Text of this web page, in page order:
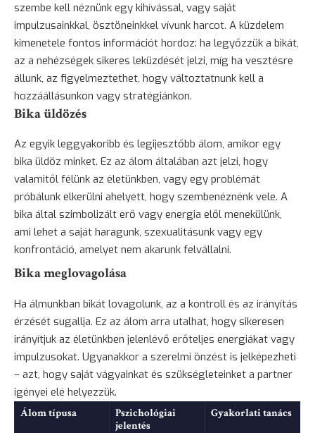
szembe kell néznünk egy kihívással, vagy saját
impulzusainkkal, ösztöneinkkel vívunk harcot. A küzdelem
kimenetele fontos információt hordoz: ha legyőzzük a bikát,
az a nehézségek sikeres leküzdését jelzi, míg ha vesztésre
állunk, az figyelmeztethet, hogy változtatnunk kell a
hozzáállásunkon vagy stratégiánkon.
Bika üldözés
Az egyik leggyakoribb és legijesztőbb álom, amikor egy
bika üldöz minket. Ez az álom általában azt jelzi, hogy
valamitől félünk az életünkben, vagy egy problémát
próbálunk elkerülni ahelyett, hogy szembenéznénk vele. A
bika által szimbolizált erő vagy energia elől menekülünk,
ami lehet a saját haragunk, szexualitásunk vagy egy
konfrontáció, amelyet nem akarunk felvállalni.
Bika meglovagolása
Ha álmunkban bikát lovagolunk, az a kontroll és az irányítás
érzését sugallja. Ez az álom arra utalhat, hogy sikeresen
irányítjuk az életünkben jelenlévő erőteljes energiákat vagy
impulzusokat. Ugyanakkor a szerelmi önzést is jelképezheti
– azt, hogy saját vágyainkat és szükségleteinket a partner
igényei elé helyezzük.
Álom típusa
Pszichológiai
jelentés
Gyakorlati tanács